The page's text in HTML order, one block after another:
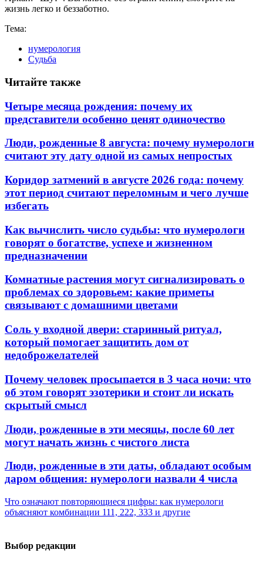
жизнь легко и беззаботно.
Тема:
нумерология
Судьба
Читайте также
Четыре месяца рождения: почему их
представители особенно ценят одиночество
Люди, рожденные 8 августа: почему нумерологи
считают эту дату одной из самых непростых
Коридор затмений в августе 2026 года: почему
этот период считают переломным и чего лучше
избегать
Как вычислить число судьбы: что нумерологи
говорят о богатстве, успехе и жизненном
предназначении
Комнатные растения могут сигнализировать о
проблемах со здоровьем: какие приметы
связывают с домашними цветами
Соль у входной двери: старинный ритуал,
который помогает защитить дом от
недоброжелателей
Почему человек просыпается в 3 часа ночи: что
об этом говорят эзотерики и стоит ли искать
скрытый смысл
Люди, рожденные в эти месяцы, после 60 лет
могут начать жизнь с чистого листа
Люди, рожденные в эти даты, обладают особым
даром общения: нумерологи назвали 4 числа
Что означают повторяющиеся цифры: как нумерологи
объясняют комбинации 111, 222, 333 и другие
Выбор редакции